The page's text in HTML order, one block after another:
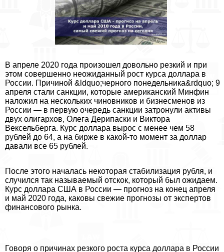
В апреле 2020 года произошел довольно резкий и при
этом совершенно неожиданный рост курса доллара в
России. Причиной &ldquo;черного понедельника&rdquo; 9
апреля стали санкции, которые американский Минфин
наложил на нескольких чиновников и бизнесменов из
России — в первую очередь санкции затронули активы
двух олигархов, Олега Дерипаски и Виктора
Вексельберга. Курс доллара вырос с менее чем 58
рублей до 64, а на бирже в какой-то момент за доллар
давали все 65 рублей.
После этого началась некоторая стабилизация рубля, и
случился так называемый отскок, который был ожидаем.
Курс доллара США в России — прогноз на конец апреля
и май 2020 года, каковы свежие прогнозы от экспертов
финансового рынка.
Говоря о причинах резкого роста курса доллара в России